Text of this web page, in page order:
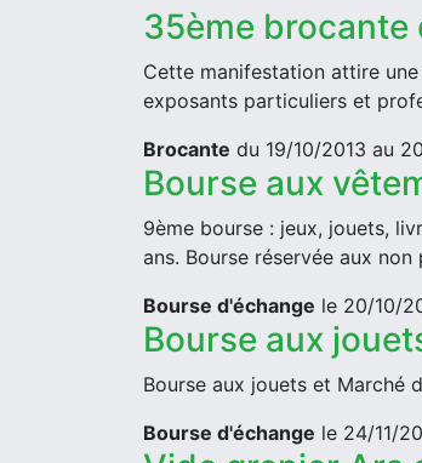
35ème brocante
Cette manifestation attire
exposants particuliers et
Brocante du 19/10/2013 au
Bourse aux
9ème bourse : jeux, jouets,
ans. Bourse réservée aux non
Bourse d'échange le 20/10/
Bourse aux
Bourse aux jouets et Marché
Bourse d'échange le 24/11/